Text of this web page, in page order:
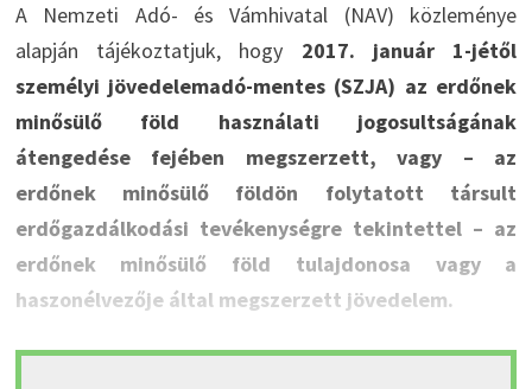
A Nemzeti Adó- és Vámhivatal (NAV) közleménye
alapján tájékoztatjuk, hogy 2017. január 1-jétől
személyi jövedelemadó-mentes (SZJA) az erdőnek
minősülő föld használati jogosultságának
átengedése fejében megszerzett, vagy – az
erdőnek minősülő földön folytatott társult
erdőgazdálkodási tevékenységre tekintettel – az
erdőnek minősülő föld tulajdonosa vagy a
haszonélvezője által megszerzett jövedelem.